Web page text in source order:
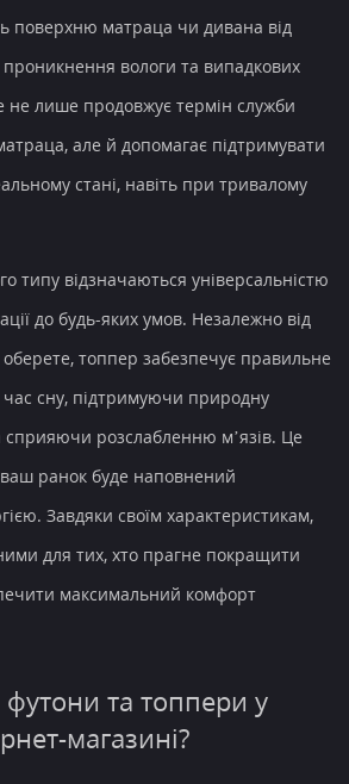
поверхню матраца чи дивана від
вологи та випадкових
не лише продовжує термін служби
але й допомагає підтримувати
стані, навіть при тривалому
типу відзначаються універсальністю
до будь-яких умов. Незалежно від
топпер забезпечує правильне
час сну, підтримуючи природну
сприяючи розслабленню м’язів. Це
ранок буде наповнений
Завдяки своїм характеристикам,
для тих, хто прагне покращити
максимальний комфорт
та топпери у
магазині?